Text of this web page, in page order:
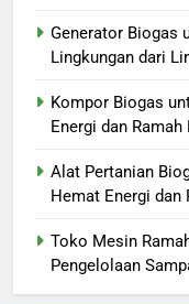
Generator Biogas
Lingkungan dari
Kompor Biogas
Energi dan
Alat Pertanian
Hemat Energi dan
Toko Mesin
Pengelolaan